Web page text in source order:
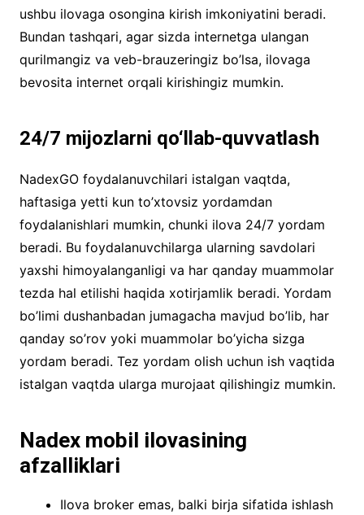
ushbu ilovaga osongina kirish imkoniyatini beradi.
Bundan tashqari, agar sizda internetga ulangan
qurilmangiz va veb-brauzeringiz bo’lsa, ilovaga
bevosita internet orqali kirishingiz mumkin.
24/7 mijozlarni qo‘llab-quvvatlash
NadexGO foydalanuvchilari istalgan vaqtda,
haftasiga yetti kun to’xtovsiz yordamdan
foydalanishlari mumkin, chunki ilova 24/7 yordam
beradi. Bu foydalanuvchilarga ularning savdolari
yaxshi himoyalanganligi va har qanday muammolar
tezda hal etilishi haqida xotirjamlik beradi. Yordam
bo’limi dushanbadan jumagacha mavjud bo’lib, har
qanday so’rov yoki muammolar bo’yicha sizga
yordam beradi. Tez yordam olish uchun ish vaqtida
istalgan vaqtda ularga murojaat qilishingiz mumkin.
Nadex mobil ilovasining
afzalliklari
Ilova broker emas, balki birja sifatida ishlash